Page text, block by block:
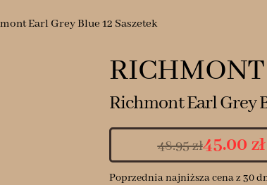
Earl Grey Blue 12 Saszetek
RICHMONT
Richmont Earl Grey
48.95zł45.00 zł
Poprzednia najniższa cena z 30